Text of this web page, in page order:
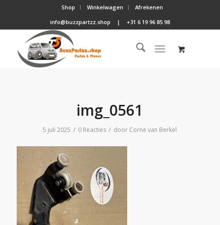
Shop Winkelwagen
Afrekenen
info@buzzpartzz.shop
| +31 6 19 96 85 98
img_0561
5 juli 2025 / 0 Reacties / door Corne van Berkel